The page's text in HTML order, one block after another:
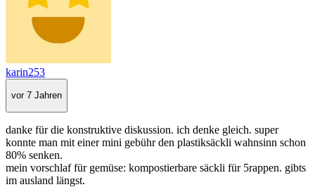
karin253
vor 7 Jahren
danke für die konstruktive diskussion. ich denke gleich. super
konnte man mit einer mini gebühr den plastiksäckli wahnsinn schon
80% senken.
mein vorschlaf für gemüse: kompostierbare säckli für 5rappen. gibts
im ausland längst.